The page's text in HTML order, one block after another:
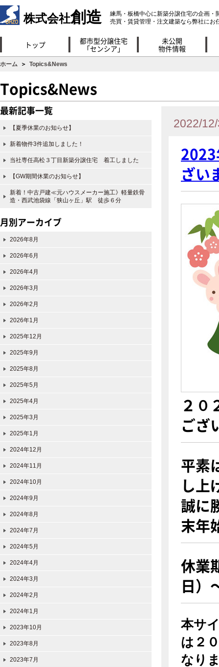
株式会社創造
練馬・板橋中心に新築分譲住宅の企画・
売買・賃貸管理・注文建築なら弊社にお
トップ
都市型分譲住宅
「センシア」
未公開
物件情報
ホーム ＞ Topics&News
Topics&News
2022/
2023
ざい
２０
ござ
平素
し上
誠に
末年
休業
日）
本サ
は２
なり
最新記事一覧
【夏季休業のお知らせ】
新着物件3件追加しました！
当社専任高松３丁目新築分譲住宅 着工しました
【GW期間休業のお知らせ】
新着！中古戸建≪元ハウスメーカー施工》軽量鉄骨
造・西武池袋線「狭山ヶ丘」駅 徒歩６分
月別アーカイブ
2026年8月
2026年6月
2026年4月
2026年3月
2026年2月
2026年1月
2025年12月
2025年9月
2025年8月
2025年5月
2025年4月
2025年3月
2025年1月
2024年12月
2024年11月
2024年10月
2024年9月
2024年8月
2024年7月
2024年5月
2024年4月
2024年3月
2024年2月
2024年1月
2023年10月
2023年8月
2023年7月